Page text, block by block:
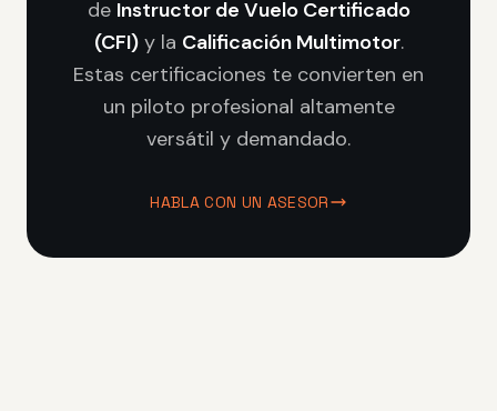
de Instructor de Vuelo Certificado
(CFI)y la Calificación Multimotor.
Estas certificaciones te convierten en
un piloto profesional altamente
versátil y demandado.
HABLA CON UN ASESOR